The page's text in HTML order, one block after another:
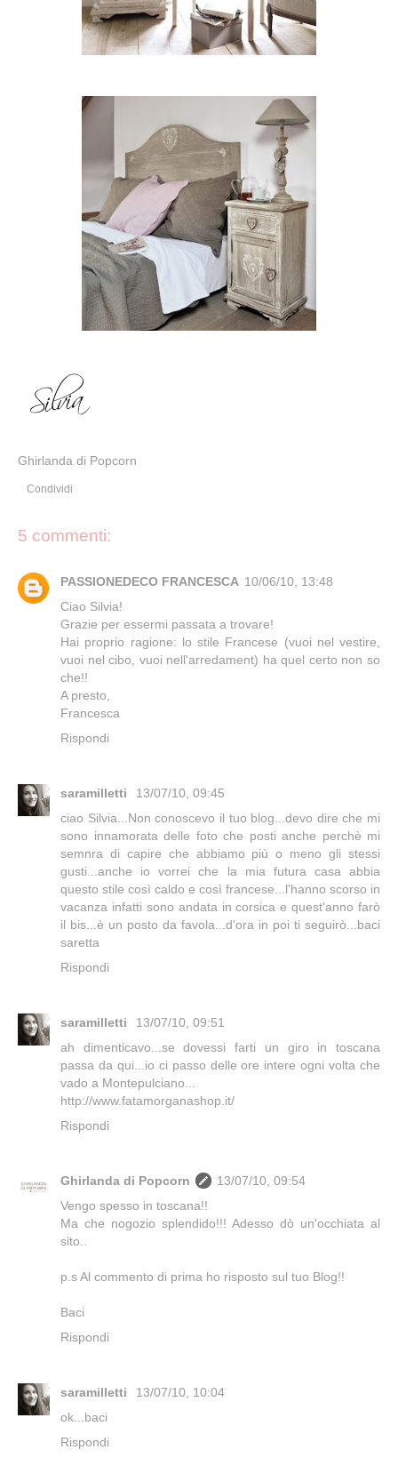
Ghirlanda di Popcorn
Condividi
5 commenti:
PASSIONEDECO FRANCESCA 10/06/10, 13:48
Ciao Silvia!
Grazie per essermi passata a trovare!
Hai proprio ragione: lo stile Francese (vuoi nel vestire,
vuoi nel cibo, vuoi nell'arredament) ha quel certo non so
che!!
A presto,
Francesca
Rispondi
saramilletti
13/07/10, 09:45
ciao Silvia...Non conoscevo il tuo blog...devo dire che mi
sono innamorata delle foto che posti anche perchè mi
semnra di capire che abbiamo più o meno gli stessi
gusti...anche io vorrei che la mia futura casa abbia
questo stile così caldo e così francese...l'hanno scorso in
vacanza infatti sono andata in corsica e quest'anno farò
il bis...è un posto da favola...d'ora in poi ti seguirò...baci
saretta
Rispondi
saramilletti
13/07/10, 09:51
ah dimenticavo...se dovessi farti un giro in toscana
passa da qui...io ci passo delle ore intere ogni volta che
vado a Montepulciano...
http://www.fatamorganashop.it/
Rispondi
Ghirlanda di Popcorn
13/07/10, 09:54
Vengo spesso in toscana!!
Ma che nogozio splendido!!! Adesso dò un'occhiata al
sito..
p.s Al commento di prima ho risposto sul tuo Blog!!
Baci
Rispondi
saramilletti
13/07/10, 10:04
ok...baci
Rispondi